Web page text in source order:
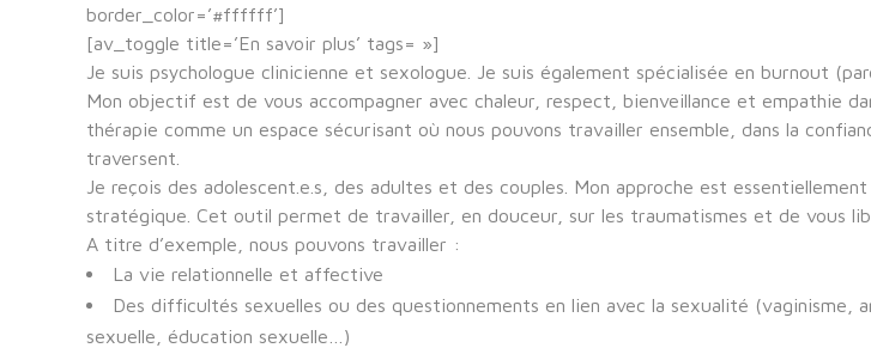
border_color=’#ffffff’]
[av_toggle title=’En savoir plus’ tags= »]
Je suis psychologue clinicienne et sexologue. Je suis également spécialisée en burnout
Mon objectif est de vous accompagner avec chaleur, respect, bienveillance et empathie
thérapie comme un espace sécurisant où nous pouvons travailler ensemble, dans la
traversent.
Je reçois des adolescent.e.s, des adultes et des couples. Mon approche est
stratégique. Cet outil permet de travailler, en douceur, sur les traumatismes et de vous
A titre d’exemple, nous pouvons travailler :
La vie relationnelle et affective
Des difficultés sexuelles ou des questionnements en lien avec la sexualité
sexuelle, éducation sexuelle…)